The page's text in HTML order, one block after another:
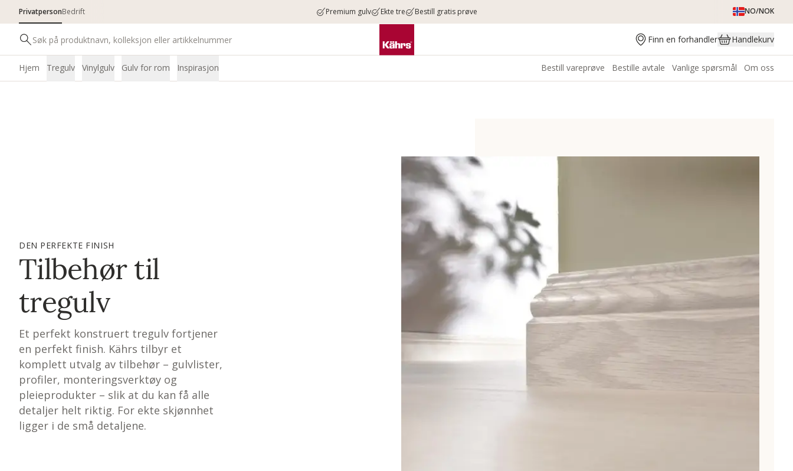
PrivatpersonBedrift Premium gulv Ekte tre Bestill gratis prøve NO/NOK
Finn en forhandler Handlekurv
Hjem Tregulv Vinylgulv Gulv for rom Inspirasjon Bestill vareprøve Bestille avtale Vanlige spørsmål Om oss
DEN PERFEKTE FINISH
Tilbehør til
tregulv
Et perfekt konstruert tregulv fortjener
en perfekt finish. Kährs tilbyr et
komplett utvalg av tilbehør – gulvlister,
profiler, monteringsverktøy og
pleieprodukter – slik at du kan få alle
detaljer helt riktig. For ekte skjønnhet
ligger i de små detaljene.